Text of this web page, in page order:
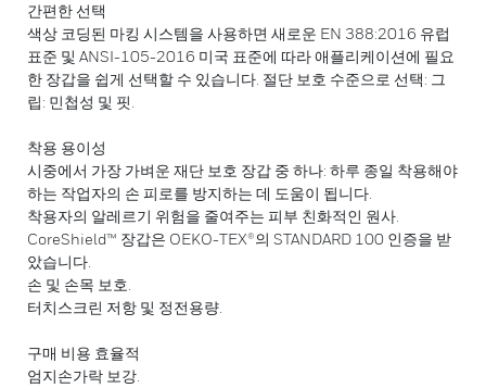
간편한 선택
색상 코딩된 마킹 시스템을 사용하면 새로운 EN 388:2016 유럽
표준 및 ANSI-105-2016 미국 표준에 따라 애플리케이션에 필요
한 장갑을 쉽게 선택할 수 있습니다. 절단 보호 수준으로 선택: 그
립: 민첩성 및 핏.
착용 용이성
시중에서 가장 가벼운 재단 보호 장갑 중 하나: 하루 종일 착용해야
하는 작업자의 손 피로를 방지하는 데 도움이 됩니다.
착용자의 알레르기 위험을 줄여주는 피부 친화적인 원사.
CoreShield™ 장갑은 OEKO-TEX®의 STANDARD 100 인증을 받
았습니다.
손 및 손목 보호.
터치스크린 저항 및 정전용량.
구매 비용 효율적
엄지손가락 보강.